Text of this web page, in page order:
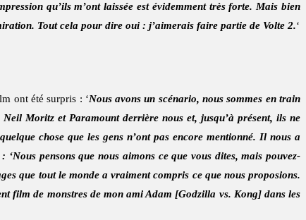
qu’ils m’ont laissée est évidemment très forte. Mais bien
Tout cela pour dire oui : j’aimerais faire partie de Volte 2.‘
ont été surpris : ‘Nous avons un scénario, nous sommes en train
Moritz et Paramount derrière nous et, jusqu’à présent, ils ne
chose que les gens n’ont pas encore mentionné. Il nous a
pensons que nous aimons ce que vous dites, mais pouvez-
que tout le monde a vraiment compris ce que nous proposions.
film de monstres de mon ami Adam [Godzilla vs. Kong] dans les